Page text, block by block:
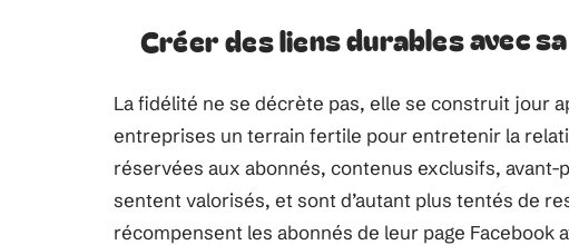
Créer des liens durables avec
La fidélité ne se décrète pas, elle se construit jour
entreprises un terrain fertile pour entretenir la
réservées aux abonnés, contenus exclusifs,
sentent valorisés, et sont d’autant plus tentés de
récompensent les abonnés de leur page